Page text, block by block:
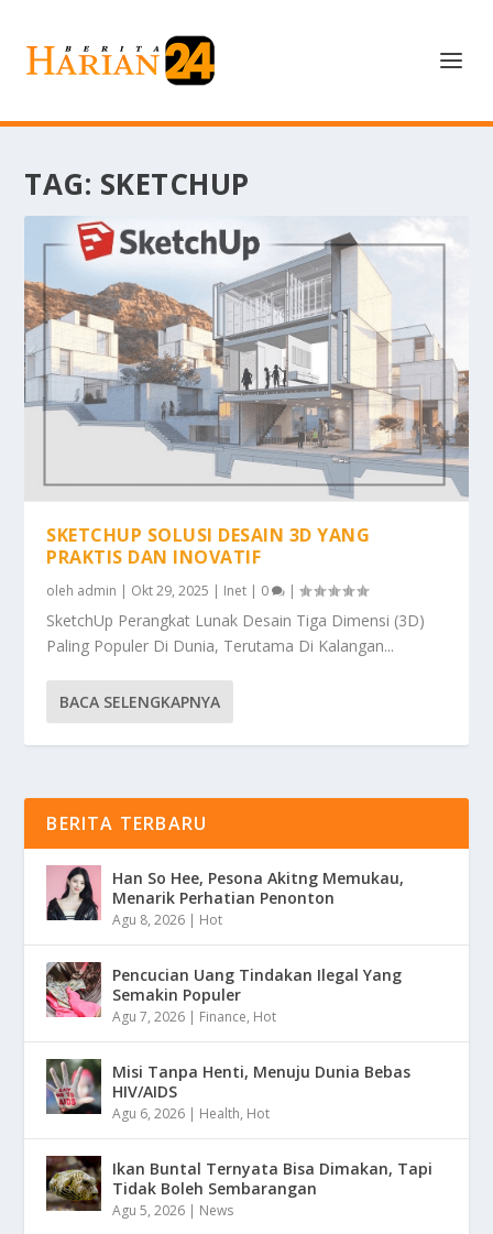
TAG: SKETCHUP
SKETCHUP SOLUSI DESAIN 3D YANG
PRAKTIS DAN INOVATIF
oleh admin | Okt 29, 2025 | Inet | 0 |
SketchUp Perangkat Lunak Desain Tiga Dimensi (3D)
Paling Populer Di Dunia, Terutama Di Kalangan...
BACA SELENGKAPNYA
BERITA TERBARU
Han So Hee, Pesona Akitng Memukau,
Menarik Perhatian Penonton
Agu 8, 2026 | Hot
Pencucian Uang Tindakan Ilegal Yang
Semakin Populer
Agu 7, 2026 | Finance, Hot
Misi Tanpa Henti, Menuju Dunia Bebas
HIV/AIDS
Agu 6, 2026 | Health, Hot
Ikan Buntal Ternyata Bisa Dimakan, Tapi
Tidak Boleh Sembarangan
Agu 5, 2026 | News